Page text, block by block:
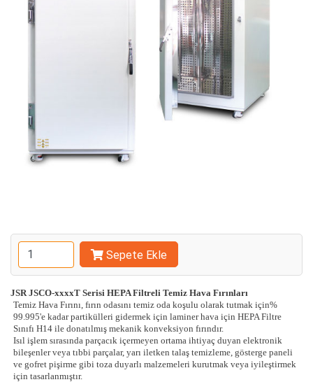
Sepete Ekle
JSR JSCO-xxxxT Serisi HEPA Filtreli Temiz Hava Fırınları
Temiz Hava Fırını, fırın odasını temiz oda koşulu olarak tutmak için%
99.995'e kadar partikülleri gidermek için laminer hava için HEPA Filtre
Sınıfı H14 ile donatılmış mekanik konveksiyon fırındır.
Isıl işlem sırasında parçacık içermeyen ortama ihtiyaç duyan elektronik
bileşenler veya tıbbi parçalar, yarı iletken talaş temizleme, gösterge paneli
ve gofret pişirme gibi toza duyarlı malzemeleri kurutmak veya iyileştirmek
için tasarlanmıştır.